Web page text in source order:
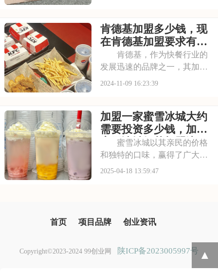
多有志之士提供创业良机。加
盟蜜雪冰城，你将获得全方位
的支持与帮助，从店
肯德基加盟多少钱，现
在肯德基加盟要求有哪
肯德基，作为快餐行业的
发展迅速的品牌之一，其加盟
项目备受投资者关注。加盟肯
产品、独特的品牌形象、全面
的培训支持等。这些优势将助
力您在餐饮市场站稳
2024-11-09 16:23:39
加盟一家蜜雪冰城大约
需要投资多少钱，加盟
蜜雪冰城奶茶加盟流程
及费用分析
蜜雪冰城以其亲民的价格
和独特的口味，赢得了广大消
费者的喜爱。加盟蜜雪冰城，
训，助你轻松创业。本文将为
你揭秘加盟一家蜜雪
2025-04-18 13:59:47
首页 项目品牌 创业资讯
Copyright©2023-2024 99创业网 陕ICP备2023005997号 ▲